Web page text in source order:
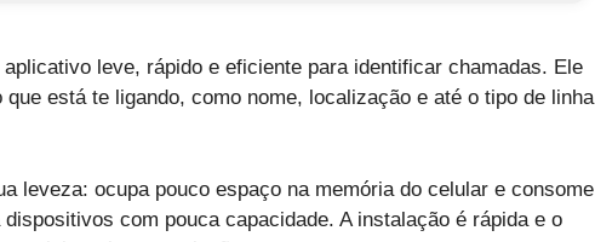
leve, rápido e eficiente para identificar chamadas. Ele
está te ligando, como nome, localização e até o tipo de linha
leveza: ocupa pouco espaço na memória do celular e consome
com pouca capacidade. A instalação é rápida e o